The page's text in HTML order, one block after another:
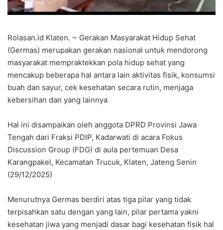
Rolasan.id Klaten. ~ Gerakan Masyarakat Hidup Sehat
(Germas) merupakan gerakan nasional untuk mendorong
masyarakat mempraktekkan pola hidup sehat yang
mencakup beberapa hal antara lain aktivitas fisik, konsumsi
buah dan sayur, cek kesehatan secara rutin, menjaga
kebersihan dan yang lainnya
Hal ini disampaikan oleh anggota DPRD Provinsi Jawa
Tengah dari Fraksi PDIP, Kadarwati di acara Fokus
Discussion Group (FDG) di aula pertemuan Desa
Karangpakel, Kecamatan Trucuk, Klaten, Jateng Senin
(29/12/2025)
Menurutnya Germas berdiri atas tiga pilar yang tidak
terpisahkan satu dengan yang lain, pilar pertama yakni
kesehatan jiwa yang menjadi dasar bagi kesehatan fisik hal